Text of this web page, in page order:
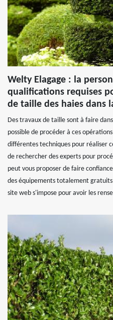
Welty Elagage : la
qualifications requises
de taille des haies dans
Des travaux de taille sont à faire
possible de procéder à ces
différentes techniques pour réaliser
de rechercher des experts pour
peut vous proposer de faire
des équipements totalement
site web s'impose pour avoir les